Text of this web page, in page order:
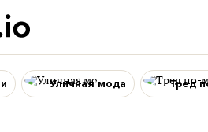
Уличная мода Тред